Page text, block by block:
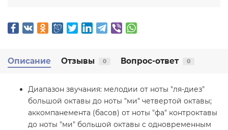
Описание Отзывы 0 Вопрос-ответ 0
Диапазон звучания: мелодии от ноты "ля-диез"
большой октавы до ноты "ми" четвертой октавы;
аккомпанемента (басов) от ноты "фа" контроктавы
до ноты "ми" большой октавы с одновременным